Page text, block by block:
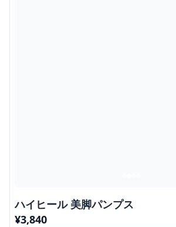
ハイヒール 美脚パンプス
¥3,840